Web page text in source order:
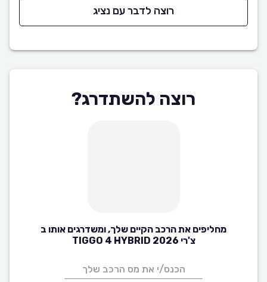
רוצה לדבר עם נציג
רוצה להשתדרג?
מחליפים את הרכב הקיים שלך, ומשדרגים אותו ב
צ'רי TIGGO 4 HYBRID 2026